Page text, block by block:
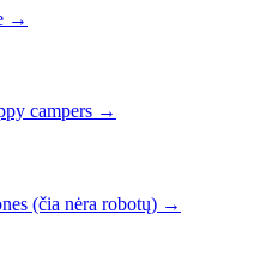
→
campers →
(čia nėra robotų) →